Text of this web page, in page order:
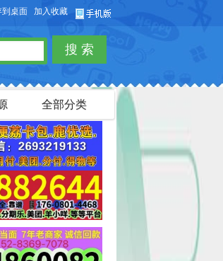
，也可以免费发布淘宝客商品信息。
到桌面 加入收藏
搜 索
全部分类